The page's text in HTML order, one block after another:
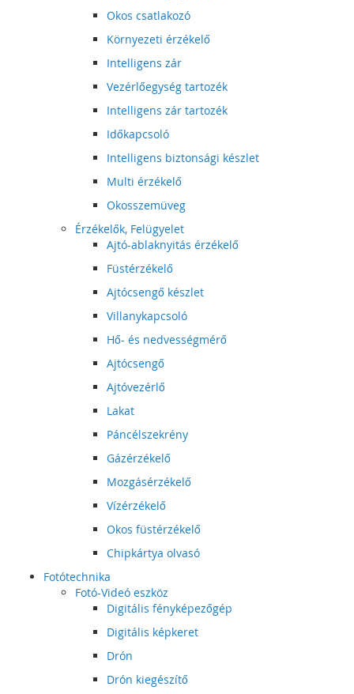
Okos csatlakozó
Környezeti érzékelő
Intelligens zár
Vezérlőegység tartozék
Intelligens zár tartozék
Időkapcsoló
Intelligens biztonsági készlet
Multi érzékelő
Okosszemüveg
Érzékelők, Felügyelet
Ajtó-ablaknyitás érzékelő
Füstérzékelő
Ajtócsengő készlet
Villanykapcsoló
Hő- és nedvességmérő
Ajtócsengő
Ajtóvezérlő
Lakat
Páncélszekrény
Gázérzékelő
Mozgásérzékelő
Vízérzékelő
Okos füstérzékelő
Chipkártya olvasó
Fotótechnika
Fotó-Videó eszköz
Digitális fényképezőgép
Digitális képkeret
Drón
Drón kiegészítő